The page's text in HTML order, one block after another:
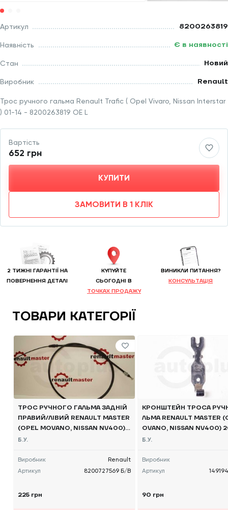
Трос ручного гальма Renault Trafic ( Opel Vivaro, Nissan Interstar
) 01-14 - 8200263819 OE L
Артикул 8200263819
Наявність Є в наявності
Стан Новий
Виробник Renault
Вартість
652 грн
КУПИТИ
ЗАМОВИТИ В 1 КЛІК
2 ТИЖНІ ГАРАНТІЇ НА
ПОВЕРНЕННЯ ДЕТАЛІ
КУПУЙТЕ
CЬОГОДНІ В
ТОЧКАХ ПРОДАЖУ
ВИНИКЛИ ПИТАННЯ?
КОНСУЛЬТАЦІЯ
ТОВАРИ КАТЕГОРІЇ
ТРОС РУЧНОГО ГАЛЬМА ЗАДНІЙ
ПРАВИЙ/ЛІВИЙ RENAULT MASTER
(OPEL MOVANO, NISSAN NV400) 2
010 -, 8200727569 Б/В
Б.У.
Виробник
Renault
Артикул
8200727569 Б/В
225 грн
КРОНШТЕЙН ТРОСА
ЛЬМА RENAULT MASTER
OVANO, NISSAN NV400)
9194498R Б/В
Б.У.
Виробник
Артикул
90 грн